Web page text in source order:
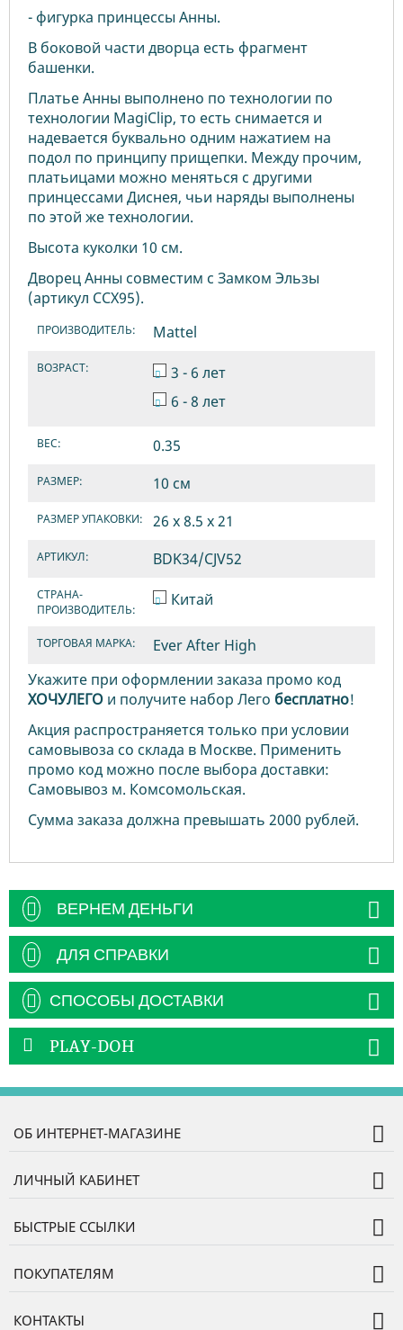
- фигурка принцессы Анны.
В боковой части дворца есть фрагмент
башенки.
Платье Анны выполнено по технологии по
технологии MagiClip, то есть снимается и
надевается буквально одним нажатием на
подол по принципу прищепки. Между прочим,
платьицами можно меняться с другими
принцессами Диснея, чьи наряды выполнены
по этой же технологии.
Высота куколки 10 см.
Дворец Анны совместим с Замком Эльзы
(артикул CCX95).
ПРОИЗВОДИТЕЛЬ: Mattel
ВОЗРАСТ:
3 - 6 лет
6 - 8 лет
ВЕС: 0.35
РАЗМЕР: 10 см
РАЗМЕР УПАКОВКИ: 26 х 8.5 х 21
АРТИКУЛ: BDK34/CJV52
СТРАНА-
ПРОИЗВОДИТЕЛЬ:
Китай
ТОРГОВАЯ МАРКА:
Ever After High
Укажите при оформлении заказа промо код
ХОЧУЛЕГО и получите набор Лего бесплатно!
Акция распространяется только при условии
самовывоза со склада в Москве. Применить
промо код можно после выбора доставки:
Самовывоз м. Комсомольская.
Сумма заказа должна превышать 2000 рублей.
ВЕРНЕМ ДЕНЬГИ
ДЛЯ СПРАВКИ
СПОСОБЫ ДОСТАВКИ
PLAY-DOH
ОБ ИНТЕРНЕТ-МАГАЗИНЕ
ЛИЧНЫЙ КАБИНЕТ
БЫСТРЫЕ ССЫЛКИ
ПОКУПАТЕЛЯМ
КОНТАКТЫ